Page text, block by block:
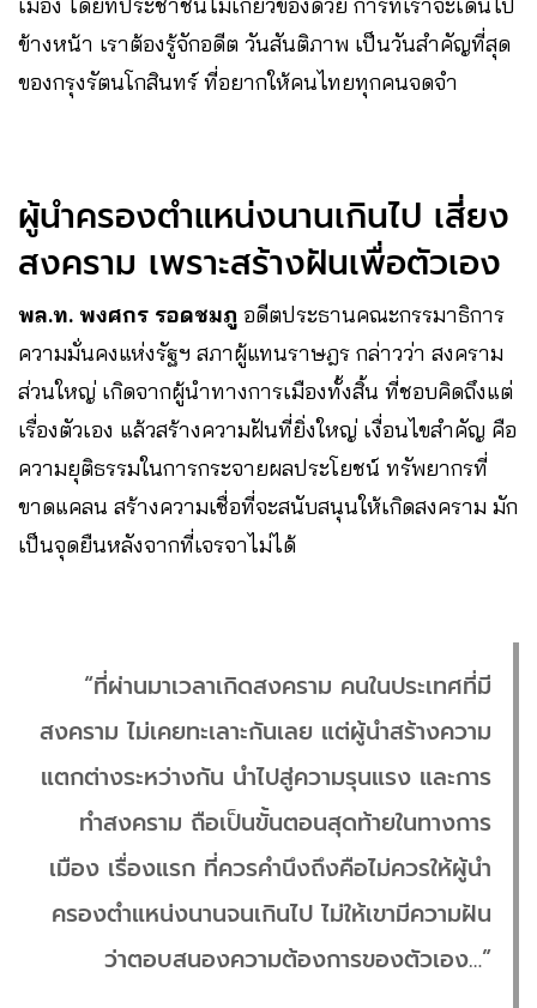
ข้างหน้า เราต้องรู้จักอดีต วันสันติภาพ เป็นวันสำคัญที่สุด
ของกรุงรัตนโกสินทร์ ที่อยากให้คนไทยทุกคนจดจำ
ผู้นำครองตำแหน่งนานเกินไป เสี่ยง
สงคราม เพราะสร้างฝันเพื่อตัวเอง
พล.ท. พงศกร รอดชมภู อดีตประธานคณะกรรมาธิการ
ความมั่นคงแห่งรัฐฯ สภาผู้แทนราษฎร กล่าวว่า สงคราม
ส่วนใหญ่ เกิดจากผู้นำทางการเมืองทั้งสิ้น ที่ชอบคิดถึงแต่
เรื่องตัวเอง แล้วสร้างความฝันที่ยิ่งใหญ่ เงื่อนไขสำคัญ คือ
ความยุติธรรมในการกระจายผลประโยชน์ ทรัพยากรที่
ขาดแคลน สร้างความเชื่อที่จะสนับสนุนให้เกิดสงคราม มัก
เป็นจุดยืนหลังจากที่เจรจาไม่ได้
“ที่ผ่านมาเวลาเกิดสงคราม คนในประเทศที่มี
สงคราม ไม่เคยทะเลาะกันเลย แต่ผู้นำสร้างความ
แตกต่างระหว่างกัน นำไปสู่ความรุนแรง และการ
ทำสงคราม ถือเป็นขั้นตอนสุดท้ายในทางการ
เมือง เรื่องแรก ที่ควรคำนึงถึงคือไม่ควรให้ผู้นำ
ครองตำแหน่งนานจนเกินไป ไม่ให้เขามีความฝัน
ว่าตอบสนองความต้องการของตัวเอง…”